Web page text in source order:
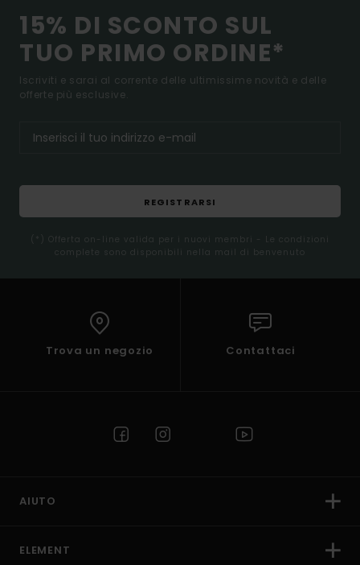
15% DI SCONTO SUL
TUO PRIMO ORDINE*
Iscriviti e sarai al corrente delle ultimissime novità e delle
offerte più esclusive.
REGISTRARSI
(*) Offerta on-line valida per i nuovi membri - Le condizioni
complete sono disponibili nella mail di benvenuto
Trova un negozio Contattaci
AIUTO
ELEMENT